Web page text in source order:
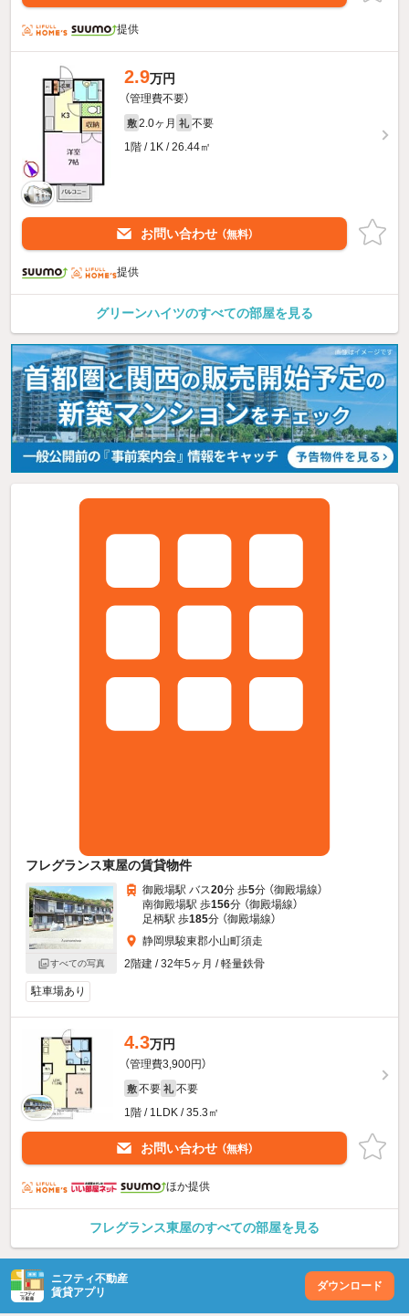
提供
2.9万円
（管理費不要）
敷 2.0ヶ月 礼 不要
1階 / 1K / 26.44㎡
お問い合わせ （無料）
提供
グリーンハイツのすべての部屋を見る
フレグランス東屋の賃貸物件
すべての写真
御殿場駅 バス20分 歩5分 （御殿場線）
南御殿場駅 歩156分 （御殿場線）
足柄駅 歩185分 （御殿場線）
静岡県駿東郡小山町須走
2階建 / 32年5ヶ月 / 軽量鉄骨
駐車場あり
4.3万円
（管理費3,900円）
敷 不要 礼 不要
1階 / 1LDK / 35.3㎡
お問い合わせ （無料）
ほか提供
フレグランス東屋のすべての部屋を見る
ニフティ不動産
賃貸アプリ
ダウンロード